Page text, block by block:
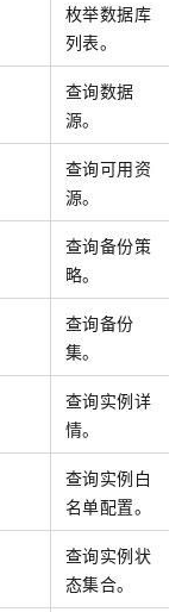
枚举数据库
列表。
查询数据
源。
查询可用资
源。
查询备份策
略。
查询备份
集。
查询实例详
情。
查询实例白
名单配置。
查询实例状
态集合。